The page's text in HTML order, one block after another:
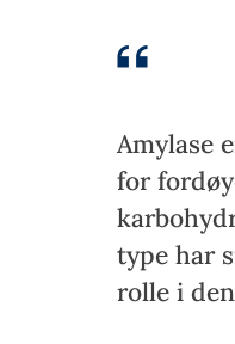
Amylase
for
type har
rolle i